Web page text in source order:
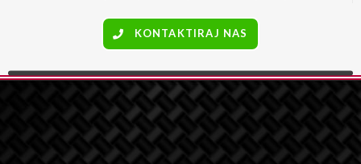
KONTAKTIRAJ NAS